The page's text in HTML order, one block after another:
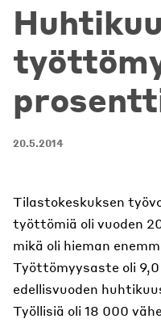
20.5.2014
Tilastokeskuksen
työttömiä oli vuoden
mikä oli hieman
Työttömyysaste oli
edellisvuoden
Työllisiä oli 18 000